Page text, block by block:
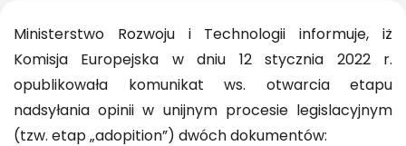
Ministerstwo Rozwoju i Technologii informuje, iż
Komisja Europejska w dniu 12 stycznia 2022 r.
opublikowała komunikat ws. otwarcia etapu
nadsyłania opinii w unijnym procesie legislacyjnym
(tzw. etap „adopition”) dwóch dokumentów: